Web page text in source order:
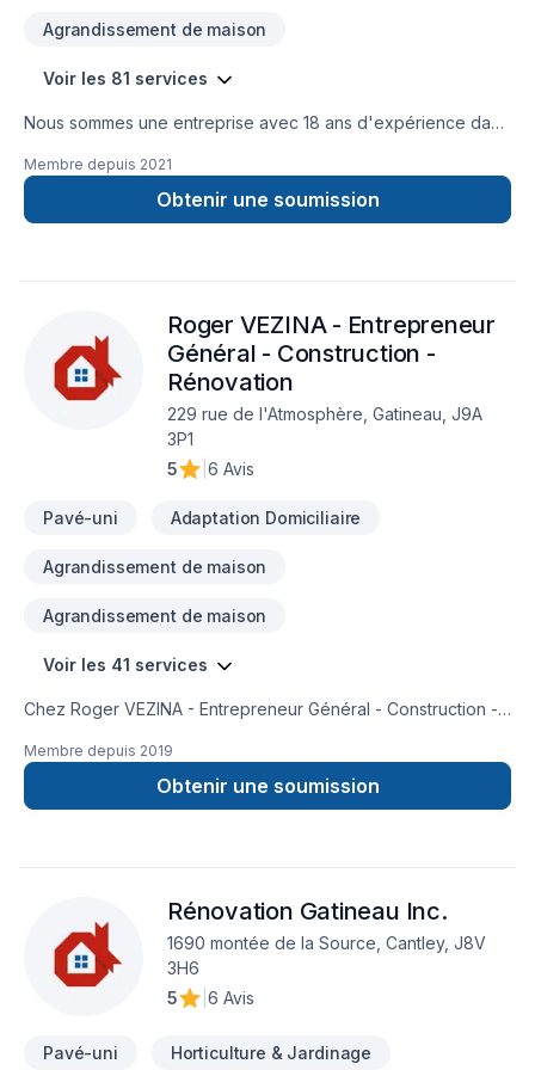
Agrandissement de maison
Voir les 81 services
Nous sommes une entreprise avec 18 ans d'expérience dans
spécialisés dans le domaine de la rénovation et de la
construction, ainsi que dans divers types de travaux de
réparation et de modification dans les secteurs résidentiel,
Membre depuis 2021
Obtenir une soumission
Roger VEZINA - Entrepreneur
Général - Construction -
Rénovation
229 rue de l'Atmosphère, Gatineau, J9A
3P1
5
6 Avis
Pavé-uni Adaptation Domiciliaire
Agrandissement de maison
Agrandissement de maison
Voir les 41 services
Chez Roger VEZINA - Entrepreneur Général - Construction -
Agrandissement, Balcon, Balcon de bois, Béton, Clôture,
Cuisine, Entretien paysager, Escalier et rampe, Excavation,
Garage, Patio, Pavé uni, Piscine, Plancher, Rénovation
Ontario,Outaouais. Nous privilégions la transparence, l'écoute
et l'efficacité pour bâtir des relations de confiance avec nos
clients. Nous sommes impatients de collaborer avec vous
pour concrétiser votre projet.
Membre depuis 2019
Obtenir une soumission
Rénovation Gatineau Inc.
1690 montée de la Source, Cantley, J8V
3H6
5
6 Avis
Pavé-uni Horticulture & Jardinage